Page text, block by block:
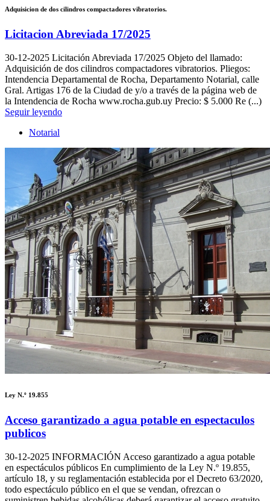
Adquisicion de dos cilindros compactadores vibratorios.
Licitacion Abreviada 17/2025
30-12-2025 Licitación Abreviada 17/2025 Objeto del llamado:
Adquisición de dos cilindros compactadores vibratorios. Pliegos:
Intendencia Departamental de Rocha, Departamento Notarial, calle
Gral. Artigas 176 de la Ciudad de y/o a través de la página web de
la Intendencia de Rocha www.rocha.gub.uy Precio: $ 5.000 Re (...)
Seguir leyendo
Notarial
Ley N.º 19.855
Acceso garantizado a agua potable en espectaculos
publicos
30-12-2025 INFORMACIÓN Acceso garantizado a agua potable
en espectáculos públicos En cumplimiento de la Ley N.º 19.855,
artículo 18, y su reglamentación establecida por el Decreto 63/2020,
todo espectáculo público en el que se vendan, ofrezcan o